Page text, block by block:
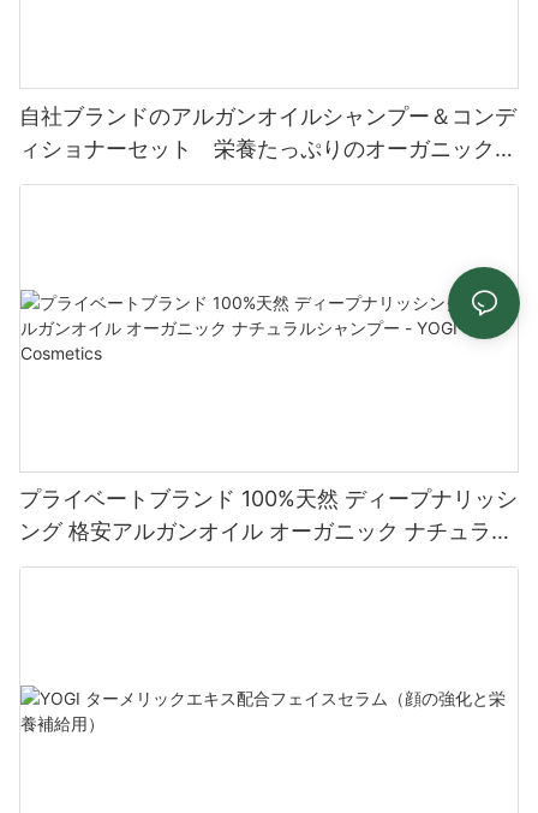
自社ブランドのアルガンオイルシャンプー＆コンデ
ィショナーセット 栄養たっぷりのオーガニックヘ
アケアセット - YOGI CARE
プライベートブランド 100%天然 ディープナリッシ
ング 格安アルガンオイル オーガニック ナチュラル
シャンプー - YOGI Cosmetics